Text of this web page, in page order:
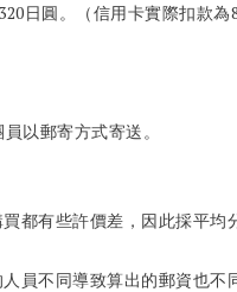
日圓。（信用卡實際扣款為
以郵寄方式寄送。
都有些許價差，因此採平均
員不同導致算出的郵資也不